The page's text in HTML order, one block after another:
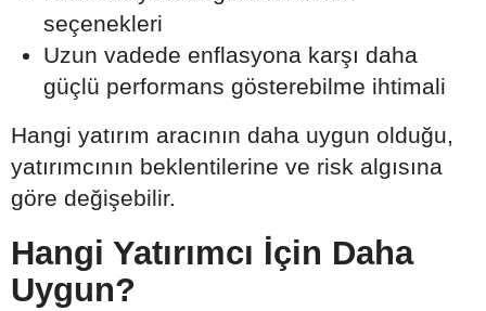
seçenekleri
Uzun vadede enflasyona karşı daha
güçlü performans gösterebilme ihtimali
Hangi yatırım aracının daha uygun olduğu,
yatırımcının beklentilerine ve risk algısına
göre değişebilir.
Hangi Yatırımcı İçin Daha
Uygun?